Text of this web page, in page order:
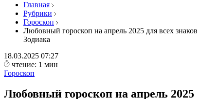
Главная
Рубрики
Гороскоп
Любовный гороскоп на апрель 2025 для всех знаков
Зодиака
18.03.2025 07:27
чтение: 1 мин
Гороскоп
Любовный гороскоп на апрель 2025